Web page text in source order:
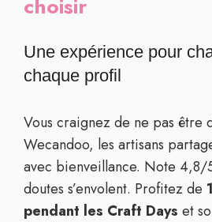
choisir
Une expérience pour
chaque profil
Vous craignez de ne pas être
Wecandoo, les artisans
avec bienveillance. Note 4,8/
doutes s’envolent. Profitez de
pendant les Craft Days et